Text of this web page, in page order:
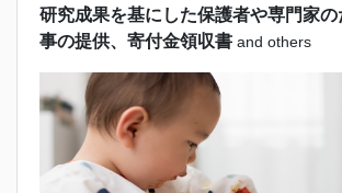
研究成果を基にした保護者や専門家
事の提供、寄付金領収書 and others